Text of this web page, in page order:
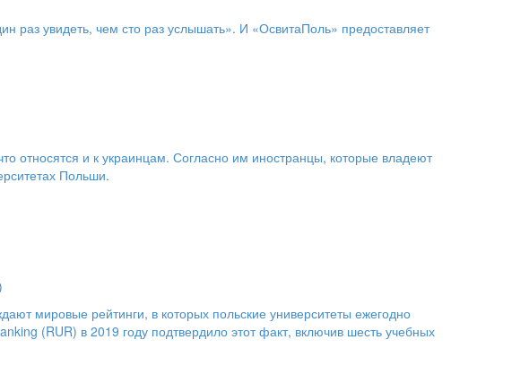
раз увидеть, чем сто раз услышать». И «ОсвитаПоль» предоставляет
относятся и к украинцам. Согласно им иностранцы, которые владеют
Польши.
мировые рейтинги, в которых польские университеты ежегодно
(RUR) в 2019 году подтвердило этот факт, включив шесть учебных